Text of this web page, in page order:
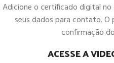
Adicione o certificado digital
seus dados para contato.
confirmação
ACESSE A